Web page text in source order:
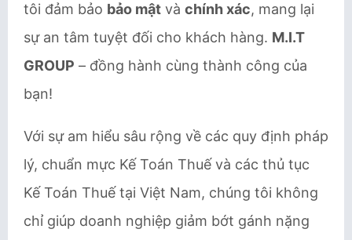
tôi đảm bảo bảo mật và chính xác, mang lại
sự an tâm tuyệt đối cho khách hàng. M.I.T
GROUP – đồng hành cùng thành công của
bạn!
Với sự am hiểu sâu rộng về các quy định pháp
lý, chuẩn mực Kế Toán Thuế và các thủ tục
Kế Toán Thuế tại Việt Nam, chúng tôi không
chỉ giúp doanh nghiệp giảm bớt gánh nặng